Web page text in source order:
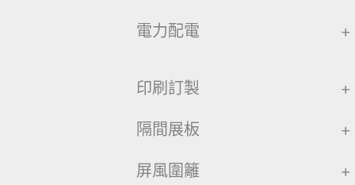
電力配電 +
印刷訂製 +
隔間展板 +
屏風圍籬 +